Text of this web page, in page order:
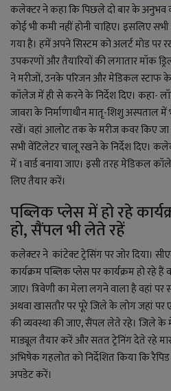
कलेक्टर ने कहा कि पिछले दो बार के अनुभव
कोई भी कमी नहीं होनी चाहिए। इसलिए
गया है। हमें अपने सिस्टम को अलर्ट मोड पर
उपकरणों और तैयारियों की लगातार मॉक
ने मरीजों, उनके परिजन और मेडिकल स्टाफ
कॉलेज में ही से करने के निर्देश दिए। कहा-
जावरा के निर्माणाधीन मातृ-शिशु अस्पताल
रखें। वहां आलोट तक के मरीज कवर किए
सभी वेंटिलेटर चालू रखने के निर्देश दिए।
में1वार्ड बनाया जाए। इसी तरह मेडिकल
लिए तैयार करें।
पब्लिक प्लेस में हो रहे
हो, सैंपल भी लेते रहें
कलेक्टर ने कांटेक्ट ट्रेसिंग पर जोर दिया।
कार्यक्रम पब्लिक प्लेस पर कार्यक्रम हो रहे
जाए। त्रिवेणी का मेला लगने वाला है वहां
अथवा खासतौर पर पूरे जिले के लोग जहां पर
की व्यवस्था की जाए, सैंपल लेते रहे। जिले के
माड्यूल तैयार करें और सतत ट्रेनिंग देते रहे
अभिषेक गहलोत को निर्देशित किया कि
अपडेट करें।